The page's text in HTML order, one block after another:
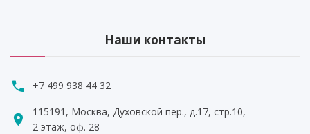
Наши контакты
+7 499 938 44 32
115191, Москва, Духовской пер., д.17, стр.10,
2 этаж, оф. 28